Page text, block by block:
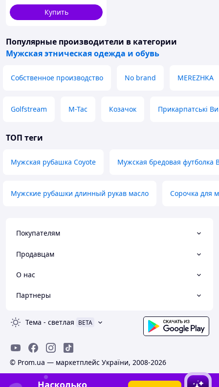
Купить
Популярные производители в категории
Мужская этническая одежда и обувь
Собственное производство No brand MEREZHKA
Golfstream M-Tac Козачок Прикарпатські
ТОП теги
Мужская рубашка Coyote Мужская бредовая футболка
Мужские рубашки длинный рукав масло Сорочка для
Покупателям
Продавцам
О нас
Партнеры
Тема - светлая BETA
© Prom.ua — маркетплейс України, 2008-2026
Насколько